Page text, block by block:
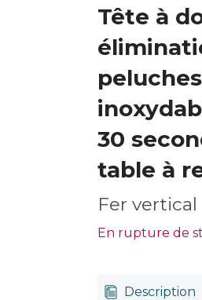
Tête à
30
table à
Fer vertical
En rupture de
Description